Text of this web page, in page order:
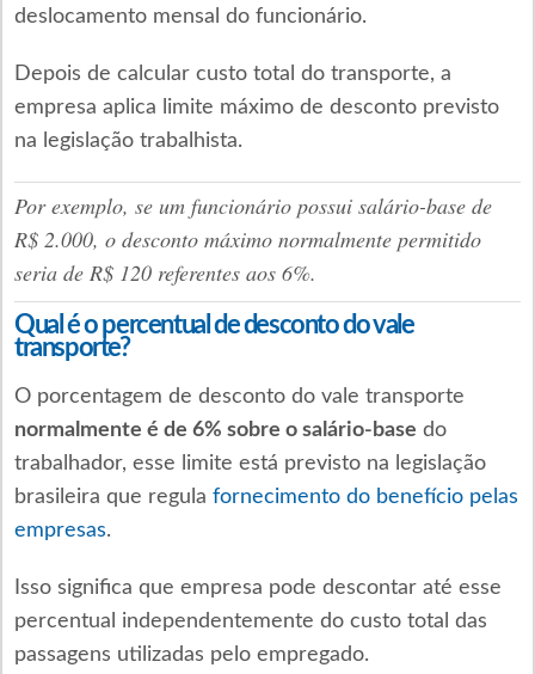
deslocamento mensal do funcionário.
Depois de calcular custo total do transporte, a
empresa aplica limite máximo de desconto previsto
na legislação trabalhista.
Por exemplo, se um funcionário possui salário-base de
R$ 2.000, o desconto máximo normalmente permitido
seria de R$ 120 referentes aos 6%.
Qual é o percentual de desconto do vale
transporte?
O porcentagem de desconto do vale transporte
normalmente é de 6% sobre o salário-base do
trabalhador, esse limite está previsto na legislação
brasileira que regula fornecimento do benefício pelas
empresas.
Isso significa que empresa pode descontar até esse
percentual independentemente do custo total das
passagens utilizadas pelo empregado.